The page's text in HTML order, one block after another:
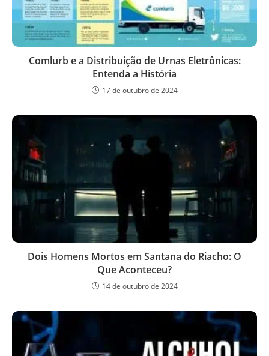
Comlurb e a Distribuição de Urnas Eletrônicas:
Entenda a História
17 de outubro de 2024
Dois Homens Mortos em Santana do Riacho: O
Que Aconteceu?
14 de outubro de 2024